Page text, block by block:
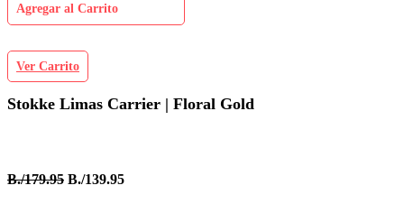
Agregar al Carrito
Ver Carrito
Stokke Limas Carrier | Floral Gold
B./179.95 B./139.95